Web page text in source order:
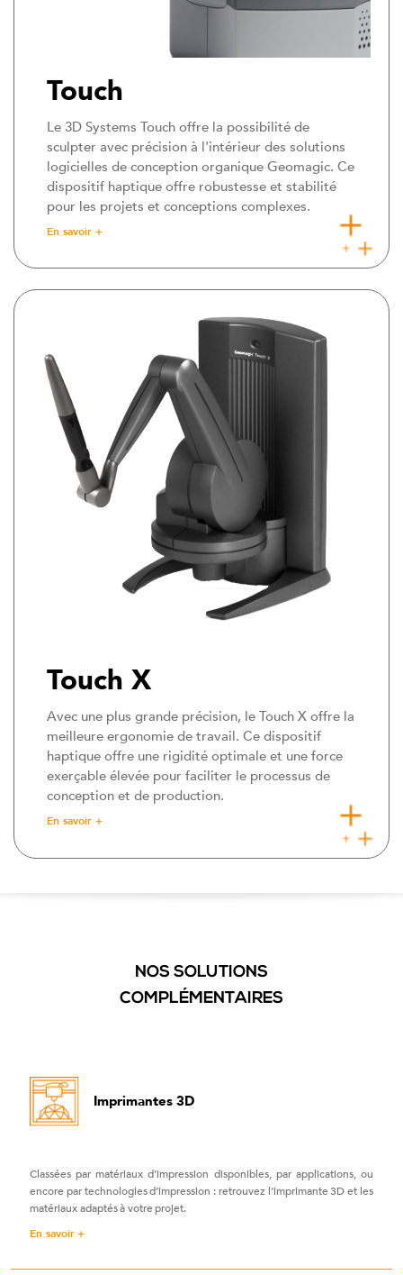
Touch
Le 3D Systems Touch offre la possibilité de
sculpter avec précision à l'intérieur des solutions
logicielles de conception organique Geomagic. Ce
dispositif haptique offre robustesse et stabilité
pour les projets et conceptions complexes.
En savoir +
Touch X
Avec une plus grande précision, le Touch X offre la
meilleure ergonomie de travail. Ce dispositif
haptique offre une rigidité optimale et une force
exerçable élevée pour faciliter le processus de
conception et de production.
En savoir +
NOS SOLUTIONS
COMPLÉMENTAIRES
Imprimantes 3D
Classées par matériaux d’impression disponibles, par applications, ou
encore par technologies d’impression : retrouvez l’imprimante 3D et les
matériaux adaptés à votre projet.
En savoir +